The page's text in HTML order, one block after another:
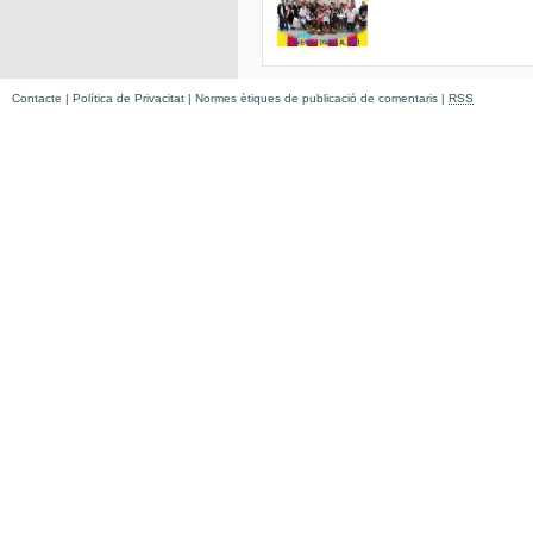
Contacte | Política de Privacitat | Normes ètiques de publicació de comentaris | RSS